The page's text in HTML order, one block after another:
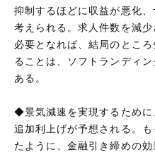
抑制するほどに収益が悪化
考えられる。求人件数を減
必要となれば、結局のとこ
ることは、ソフトランディ
ある。
◆景気減速を実現するため
追加利上げが予想される。
たように、金融引き締めの